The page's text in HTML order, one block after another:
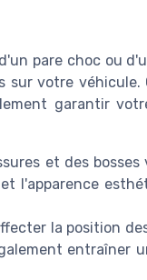
pare choc ou
sur votre véhicule.
garantir
et des bosses
l'apparence
la position
entraîner